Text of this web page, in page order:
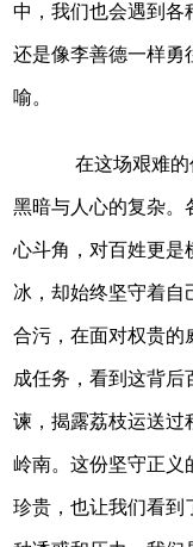
中，我们也会遇到各
还是像李善德一样勇
喻。
在这场艰难的
黑暗与人心的复杂。
心斗角，对百姓更是
冰，却始终坚守着自
合污，在面对权贵的
成任务，看到这背
谏，揭露荔枝运送过
岭南。这份坚守正义
珍贵，也让我们看到